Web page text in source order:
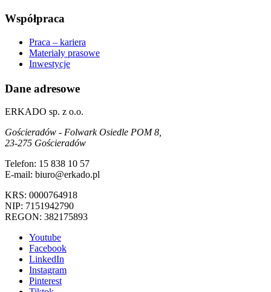
Współpraca
Praca – kariera
Materiały prasowe
Inwestycje
Dane adresowe
ERKADO sp. z o.o.
Gościeradów - Folwark Osiedle POM 8,
23-275 Gościeradów
Telefon: 15 838 10 57
E-mail: biuro@erkado.pl
KRS: 0000764918
NIP: 7151942790
REGON: 382175893
Youtube
Facebook
LinkedIn
Instagram
Pinterest